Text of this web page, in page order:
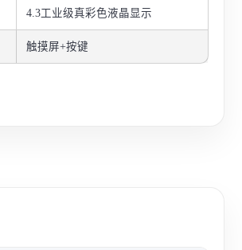
4.3工业级真彩色液晶显示
触摸屏+按键